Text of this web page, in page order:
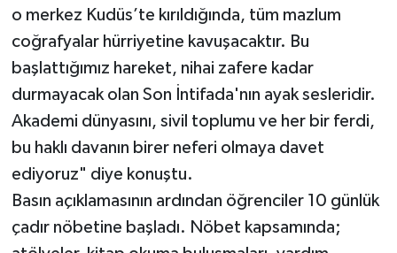
o merkez Kudüs’te kırıldığında, tüm mazlum
coğrafyalar hürriyetine kavuşacaktır. Bu
başlattığımız hareket, nihai zafere kadar
durmayacak olan Son İntifada'nın ayak sesleridir.
Akademi dünyasını, sivil toplumu ve her bir ferdi,
bu haklı davanın birer neferi olmaya davet
ediyoruz" diye konuştu.
Basın açıklamasının ardından öğrenciler 10 günlük
çadır nöbetine başladı. Nöbet kapsamında;